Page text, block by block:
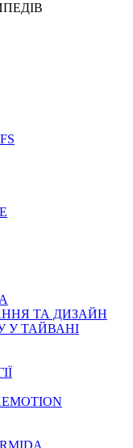
ТА ДИЗАЙН
У ТАЙВАНІ